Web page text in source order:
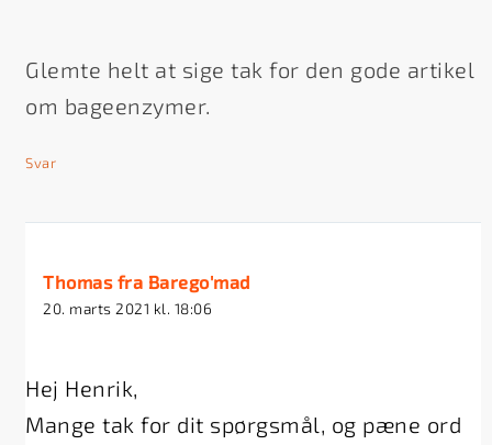
Glemte helt at sige tak for den gode artikel
om bageenzymer.
Svar
Thomas fra Barego'mad
20. marts 2021 kl. 18:06
Hej Henrik,
Mange tak for dit spørgsmål, og pæne ord